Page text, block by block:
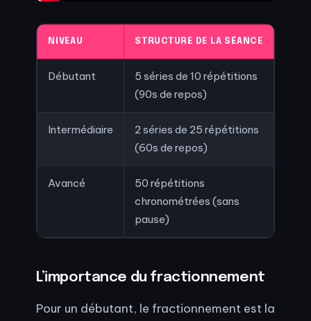
NIVEAU STRUCTURE DE LA SÉANCE
Débutant
5 séries de 10 répétitions
(90s de repos)
Intermédiaire
2 séries de 25 répétitions
(60s de repos)
Avancé
50 répétitions
chronométrées (sans
pause)
L’importance du fractionnement
Pour un débutant, le fractionnement est la